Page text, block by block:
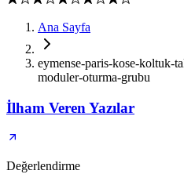
Ana Sayfa
eymense-paris-kose-koltuk-
moduler-oturma-grubu
İlham Veren Yazılar
Değerlendirme